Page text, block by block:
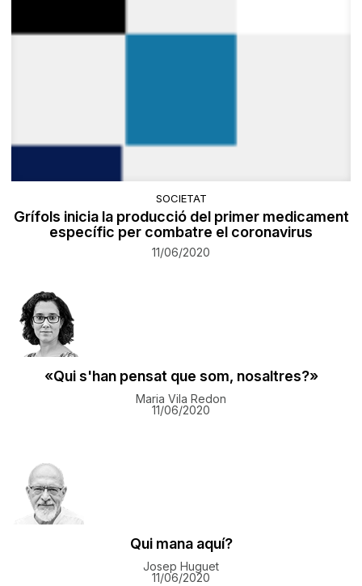
SOCIETAT
Grífols inicia la producció del primer medicament
específic per combatre el coronavirus
11/06/2020
«Qui s'han pensat que som, nosaltres?»
Maria Vila Redon
11/06/2020
Qui mana aquí?
Josep Huguet
11/06/2020